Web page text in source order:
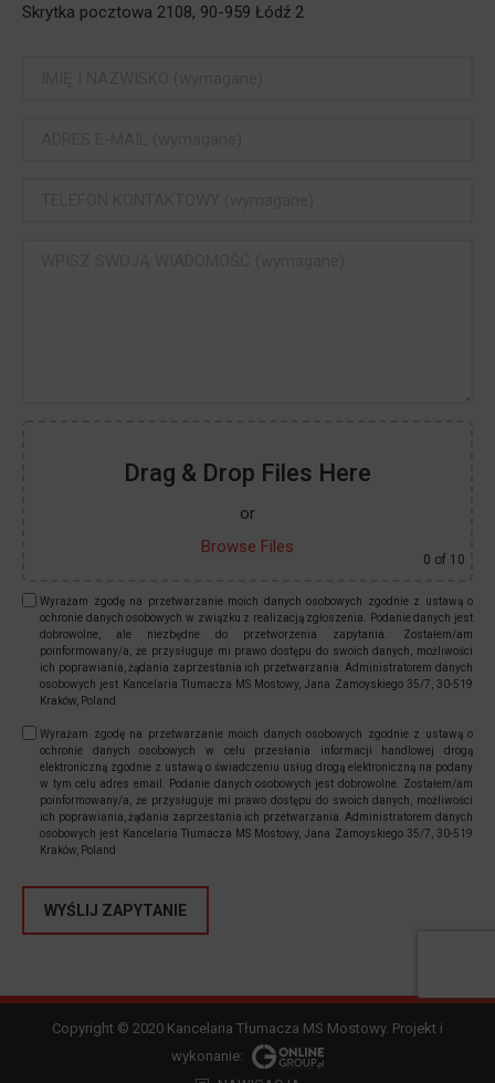
Skrytka pocztowa 2108, 90-959 Łódź 2
Drag & Drop Files Here
or
Browse Files
0 of 10
Wyrażam zgodę na przetwarzanie moich danych osobowych zgodnie z ustawą o
ochronie danych osobowych w związku z realizacją zgłoszenia. Podanie danych jest
dobrowolne, ale niezbędne do przetworzenia zapytania. Zostałem/am
poinformowany/a, że przysługuje mi prawo dostępu do swoich danych, możliwości
ich poprawiania, żądania zaprzestania ich przetwarzania. Administratorem danych
osobowych jest Kancelaria Tłumacza MS Mostowy, Jana Zamoyskiego 35/7, 30-519
Kraków, Poland
Wyrażam zgodę na przetwarzanie moich danych osobowych zgodnie z ustawą o
ochronie danych osobowych w celu przesłania informacji handlowej drogą
elektroniczną zgodnie z ustawą o świadczeniu usług drogą elektroniczną na podany
w tym celu adres email. Podanie danych osobowych jest dobrowolne. Zostałem/am
poinformowany/a, że przysługuje mi prawo dostępu do swoich danych, możliwości
ich poprawiania, żądania zaprzestania ich przetwarzania. Administratorem danych
osobowych jest Kancelaria Tłumacza MS Mostowy, Jana Zamoyskiego 35/7, 30-519
Kraków, Poland
Copyright © 2020 Kancelaria Tłumacza MS Mostowy. Projekt i
wykonanie: